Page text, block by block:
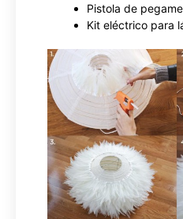
Pistola de
Kit eléctrico para